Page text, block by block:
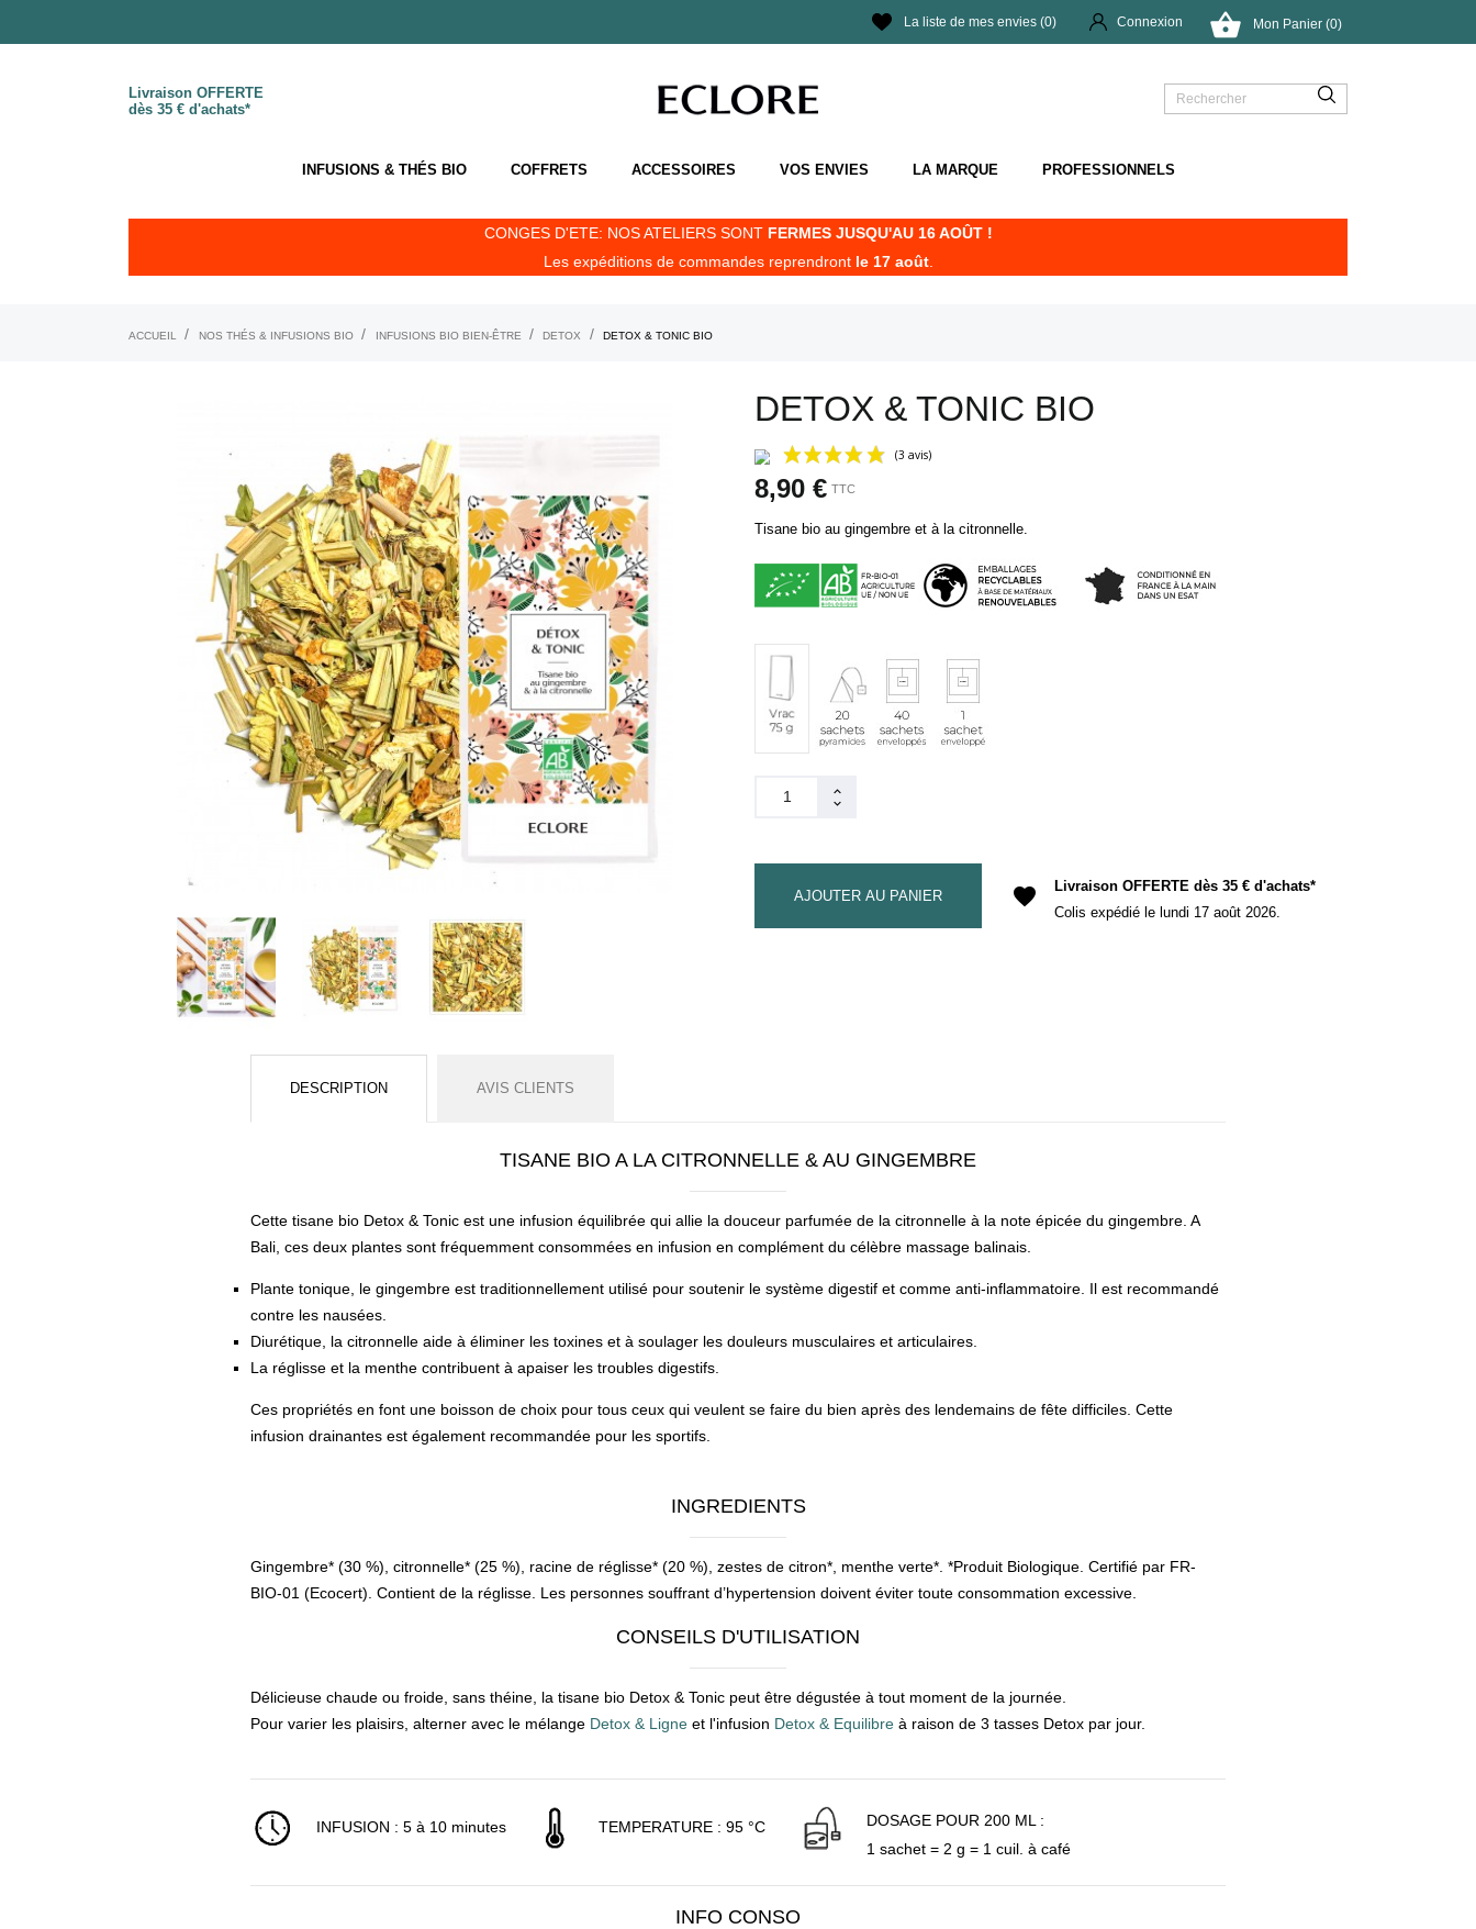
La liste de mes envies (0) Connexion  Mon Panier (0)
Livraison OFFERTE
dès 35 € d'achats*
INFUSIONS & THÉS BIO COFFRETS ACCESSOIRES VOS ENVIES LA MARQUE PROFESSIONNELS
CONGES D'ETE: NOS ATELIERS SONT FERMES JUSQU'AU 16 AOÛT !
Les expéditions de commandes reprendront le 17 août.
ACCUEIL NOS THÉS & INFUSIONS BIO INFUSIONS BIO BIEN-ÊTRE DETOX DETOX & TONIC BIO
DETOX & TONIC BIO
8,90 € TTC
Tisane bio au gingembre et à la citronnelle.
(env.
37
tasses)
sachets
pyramides
sachets
enveloppés
sachet
individuel
AJOUTER AU PANIER favorite
Livraison OFFERTE dès 35 € d'achats*
Colis expédié le lundi 17 août 2026.
DESCRIPTION AVIS CLIENTS
TISANE BIO A LA CITRONNELLE & AU GINGEMBRE
Cette tisane bio Detox & Tonic est une infusion équilibrée qui allie la douceur parfumée de la citronnelle à la note épicée du gingembre. A
Bali, ces deux plantes sont fréquemment consommées en infusion en complément du célèbre massage balinais.
Plante tonique, le gingembre est traditionnellement utilisé pour soutenir le système digestif et comme anti-inflammatoire. Il est recommandé
contre les nausées.
Diurétique, la citronnelle aide à éliminer les toxines et à soulager les douleurs musculaires et articulaires.
La réglisse et la menthe contribuent à apaiser les troubles digestifs.
Ces propriétés en font une boisson de choix pour tous ceux qui veulent se faire du bien après des lendemains de fête difficiles. Cette
infusion drainantes est également recommandée pour les sportifs.
INGREDIENTS
Gingembre* (30 %), citronnelle* (25 %), racine de réglisse* (20 %), zestes de citron*, menthe verte*. *Produit Biologique. Certifié par FR-
BIO-01 (Ecocert). Contient de la réglisse. Les personnes souffrant d’hypertension doivent éviter toute consommation excessive.
CONSEILS D'UTILISATION
Délicieuse chaude ou froide, sans théine, la tisane bio Detox & Tonic peut être dégustée à tout moment de la journée.
Pour varier les plaisirs, alterner avec le mélange Detox & Ligne et l'infusion Detox & Equilibre à raison de 3 tasses Detox par jour.
INFUSION : 5 à 10 minutes TEMPERATURE : 95 °C
DOSAGE POUR 200 ML :
1 sachet = 2 g = 1 cuil. à café
INFO CONSO